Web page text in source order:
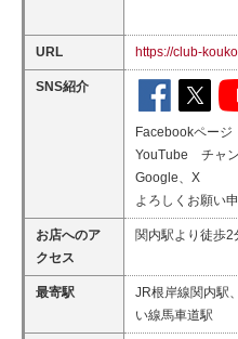
URL https://club-
SNS紹介
Facebookペー
YouTube チャ
Google、X
よろしくお願い
お店へのア
クセス
関内駅より徒歩
最寄駅
JR根岸線関内駅
い線馬車道駅